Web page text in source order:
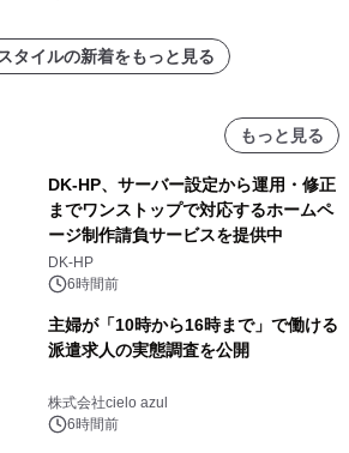
タイルの新着をもっと見る
もっと見る
DK-HP、サーバー設定から運用・修正
までワンストップで対応するホームペ
ージ制作請負サービスを提供中
DK-HP
6時間前
主婦が「10時から16時まで」で働ける
派遣求人の実態調査を公開
株式会社cielo azul
6時間前